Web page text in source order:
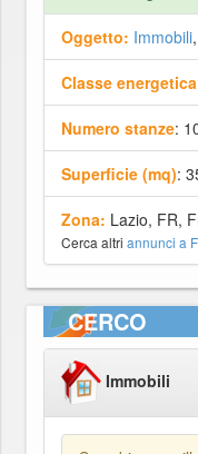
Oggetto: Immobili,
Classe energetica
Numero stanze:
Superficie (mq):
Zona: Lazio, FR,
Cerca altri annunci a
CERCO
Immobili